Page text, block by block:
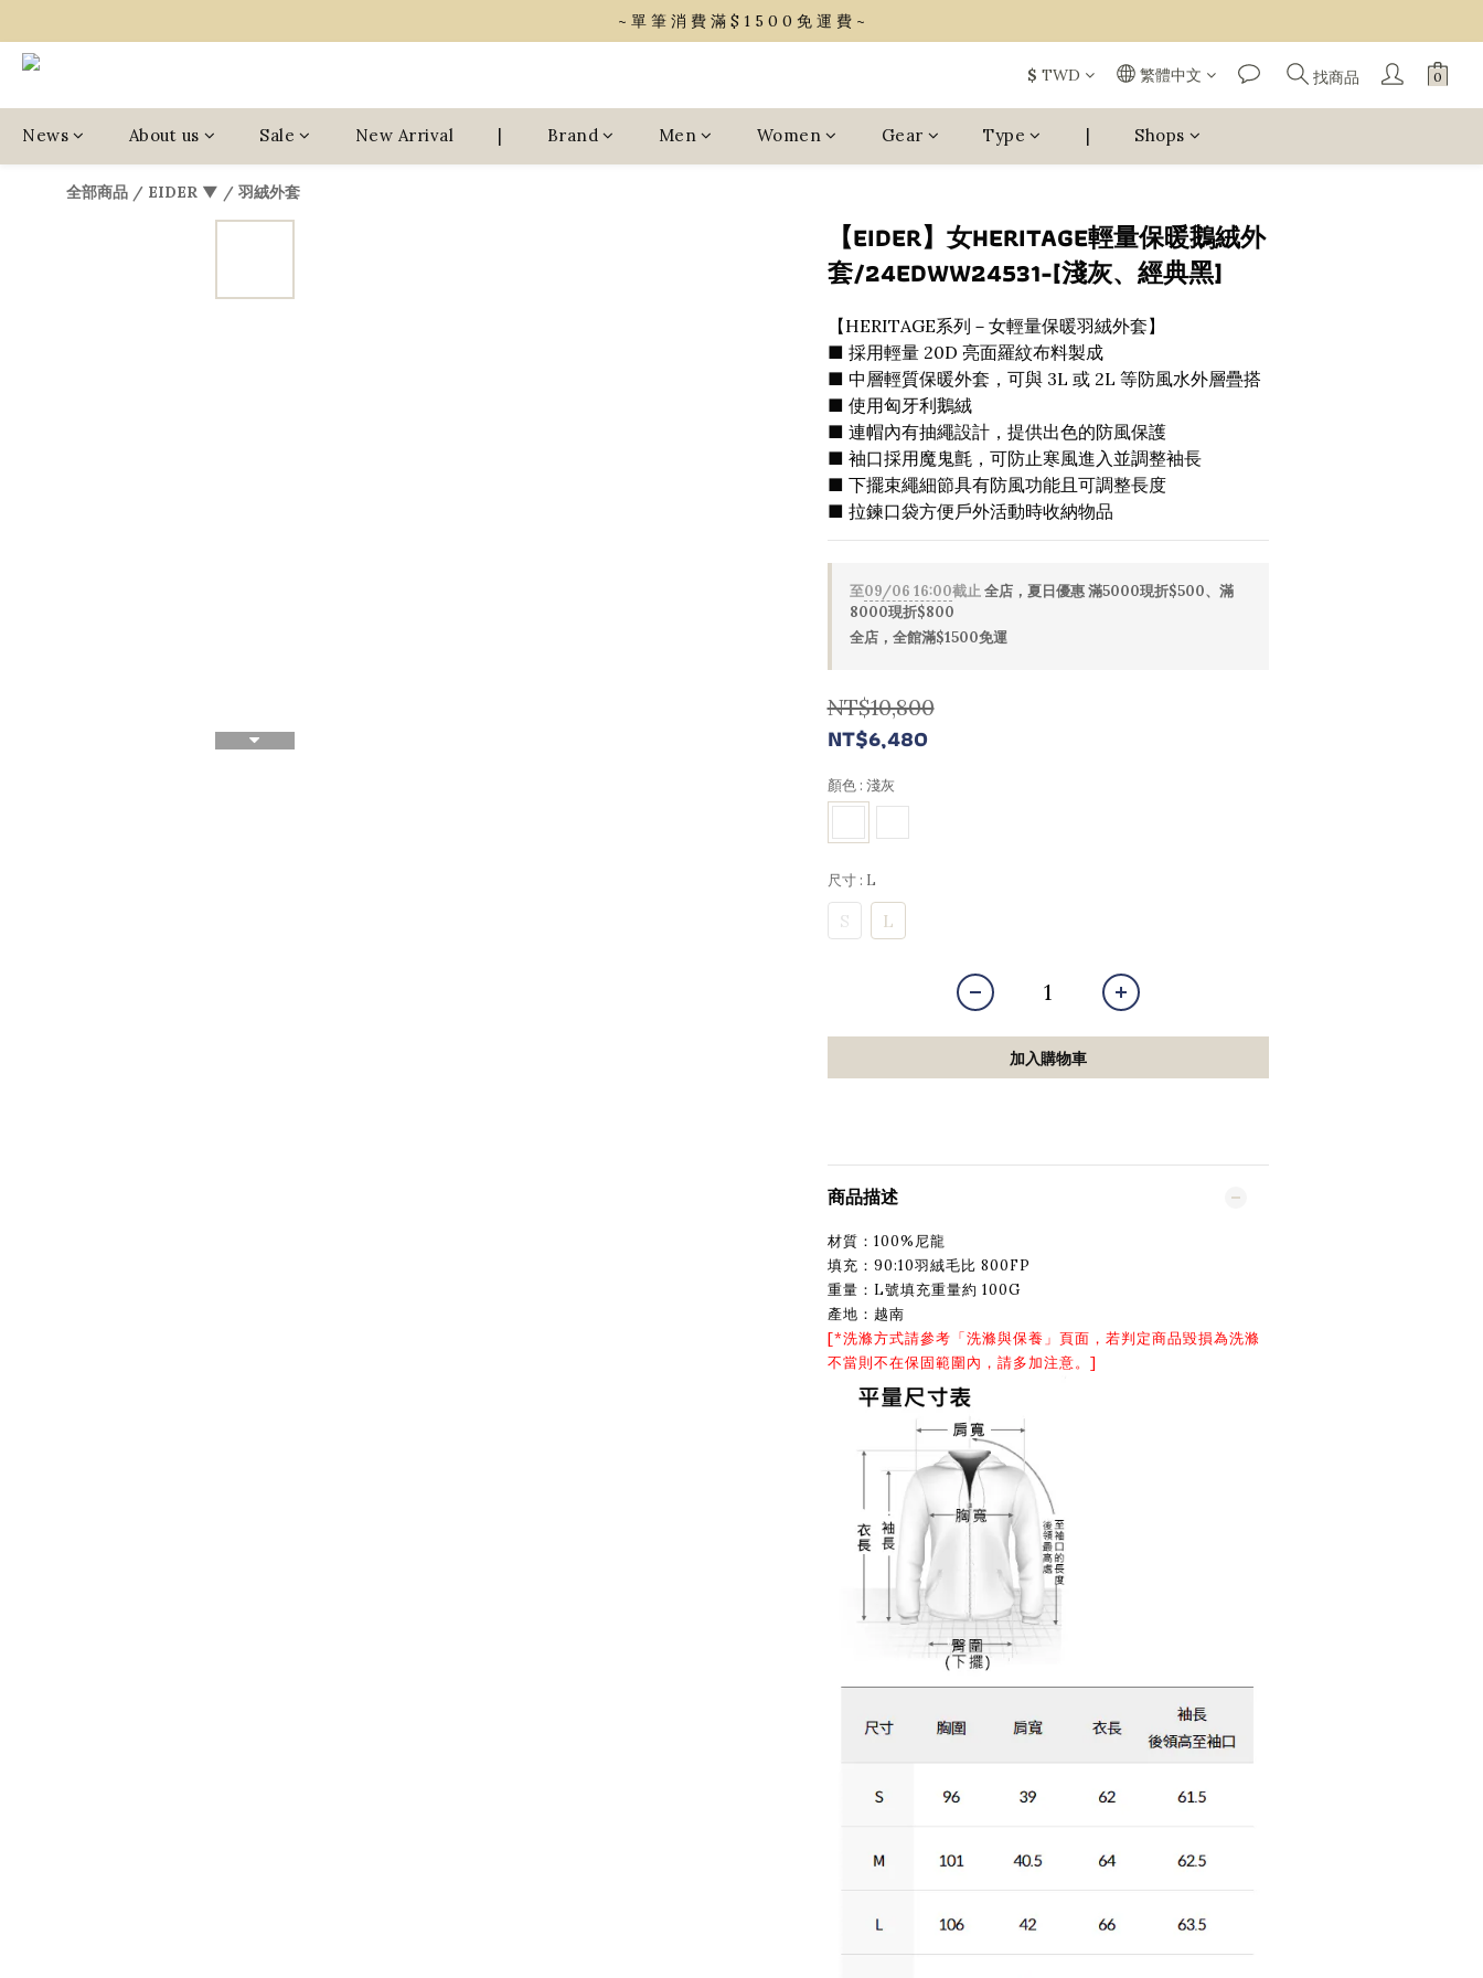
~ 單 筆 消 費 滿 $ 1 5 0 0 免 運 費 ~
~ 單 筆 消 費 滿 $ 1 5 0 0 免 運 費 ~
~ 單 筆 消 費 滿 $ 1 5 0 0 免 運 費 ~
$ TWD 繁體中文 找商品
News About us Sale New Arrival | Brand Men Women Gear Type | Shops
全部商品 / EIDER ▼ / 羽絨外套
【EIDER】女HERITAGE輕量保暖鵝絨外
套/24EDWW24531-[淺灰、經典黑]
【HERITAGE系列－女輕量保暖羽絨外套】
■ 採用輕量 20D 亮面羅紋布料製成
■ 中層輕質保暖外套，可與 3L 或 2L 等防風水外層疊搭
■ 使用匈牙利鵝絨
■ 連帽內有抽繩設計，提供出色的防風保護
■ 袖口採用魔鬼氈，可防止寒風進入並調整袖長
■ 下擺束繩細節具有防風功能且可調整長度
■ 拉鍊口袋方便戶外活動時收納物品
至09/06 16:00截止全店，夏日優惠 滿5000現折$500、滿
8000現折$800
全店，全館滿$1500免運
NT$10,800
NT$6,480
顏色 : 淺灰
尺寸 : L
S L
加入購物車
商品描述
材質：100%尼龍
填充：90:10羽絨毛比 800FP
重量：L號填充重量約 100G
產地：越南
[*洗滌方式請參考「洗滌與保養 」頁面，若判定商品毀損為洗滌
不當則不在保固範圍內，請多加注意。]